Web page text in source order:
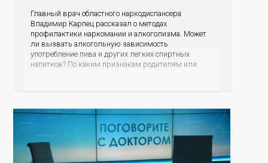
Главный врач областного наркодиспансера
Владимир Карпец рассказал о методах
профилактики наркомании и алкоголизма. Может
ли вызвать алкогольную зависимость
употребление пива и других легких спиртных
напитков? По каким признакам родителям или
обратиться